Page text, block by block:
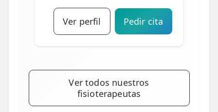
Ver perfil Pedir cita
Ver todos nuestros
fisioterapeutas